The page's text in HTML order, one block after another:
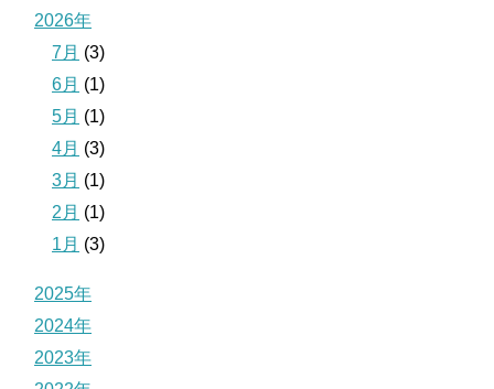
2026年
7月 (3)
6月 (1)
5月 (1)
4月 (3)
3月 (1)
2月 (1)
1月 (3)
2025年
2024年
2023年